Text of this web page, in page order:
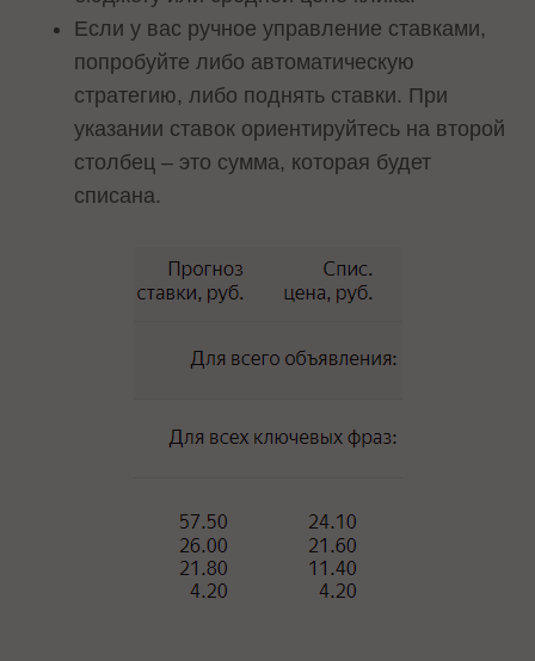
Если у вас ручное управление ставками,
попробуйте либо автоматическую
стратегию, либо поднять ставки. При
указании ставок ориентируйтесь на второй
столбец – это сумма, которая будет
списана.